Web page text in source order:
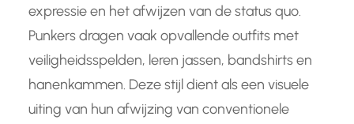
expressie en het afwijzen van de status quo.
Punkers dragen vaak opvallende outfits met
veiligheidsspelden, leren jassen, bandshirts en
hanenkammen. Deze stijl dient als een visuele
uiting van hun afwijzing van conventionele